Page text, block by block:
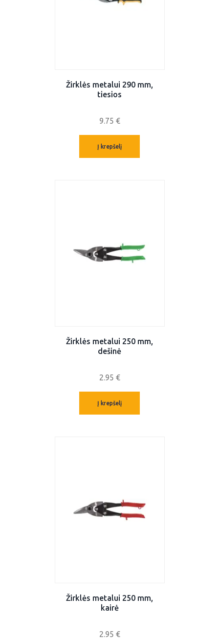
Žirklės metalui 290 mm,
tiesios
9.75 €
Į krepšelį
Žirklės metalui 250 mm,
dešinė
2.95 €
Į krepšelį
Žirklės metalui 250 mm,
kairė
2.95 €